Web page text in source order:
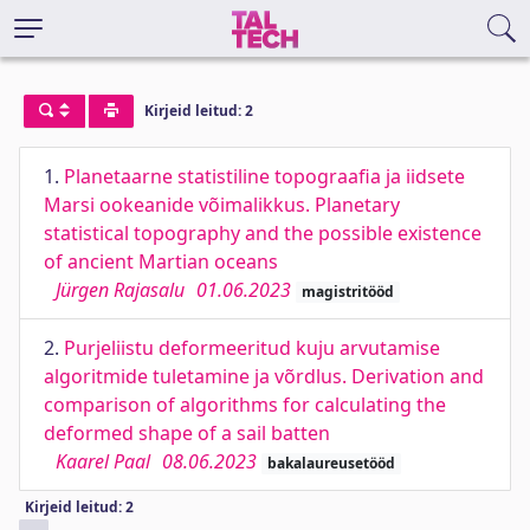
Kirjeid leitud: 2
1. Planetaarne statistiline topograafia ja iidsete
Marsi ookeanide võimalikkus. Planetary
statistical topography and the possible existence
of ancient Martian oceans
Jürgen Rajasalu 01.06.2023 magistritööd
2. Purjeliistu deformeeritud kuju arvutamise
algoritmide tuletamine ja võrdlus. Derivation and
comparison of algorithms for calculating the
deformed shape of a sail batten
Kaarel Paal 08.06.2023 bakalaureusetööd
Kirjeid leitud: 2